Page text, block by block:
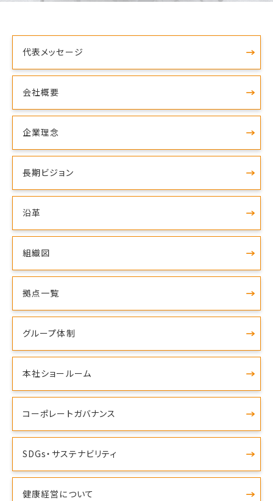
代表メッセージ
会社概要
企業理念
長期ビジョン
沿革
組織図
拠点一覧
グループ体制
本社ショールーム
コーポレートガバナンス
SDGs・サステナビリティ
健康経営について